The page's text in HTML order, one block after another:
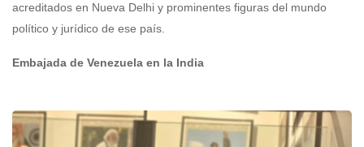
acreditados en Nueva Delhi y prominentes figuras del mundo
político y jurídico de ese país.
Embajada de Venezuela en la India